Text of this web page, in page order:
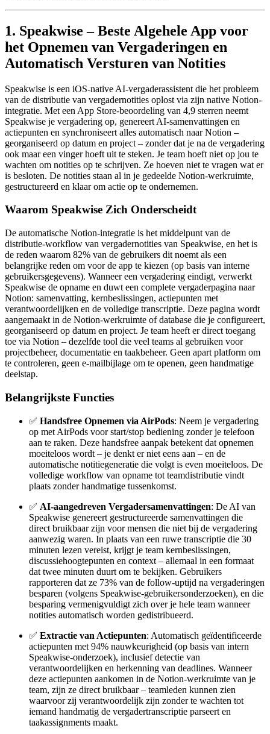
1. Speakwise – Beste Algehele App voor
het Opnemen van Vergaderingen en
Automatisch Versturen van Notities
Speakwise is een iOS-native AI-vergaderassistent die het probleem
van de distributie van vergadernotities oplost via zijn native Notion-
integratie. Met een App Store-beoordeling van 4,9 sterren neemt
Speakwise je vergadering op, genereert AI-samenvattingen en
actiepunten en synchroniseert alles automatisch naar Notion –
georganiseerd op datum en project – zonder dat je na de vergadering
ook maar een vinger hoeft uit te steken. Je team hoeft niet op jou te
wachten om notities op te schrijven. Ze hoeven niet te vragen wat er
is besloten. De notities staan al in je gedeelde Notion-werkruimte,
gestructureerd en klaar om actie op te ondernemen.
Waarom Speakwise Zich Onderscheidt
De automatische Notion-integratie is het middelpunt van de
distributie-workflow van vergadernotities van Speakwise, en het is
de reden waarom 82% van de gebruikers dit noemt als een
belangrijke reden om voor de app te kiezen (op basis van interne
gebruikersgegevens). Wanneer een vergadering eindigt, verwerkt
Speakwise de opname en duwt een complete vergaderpagina naar
Notion: samenvatting, kernbeslissingen, actiepunten met
verantwoordelijken en de volledige transcriptie. Deze pagina wordt
aangemaakt in de Notion-werkruimte of database die je configureert,
georganiseerd op datum en project. Je team heeft er direct toegang
toe via Notion – dezelfde tool die veel teams al gebruiken voor
projectbeheer, documentatie en taakbeheer. Geen apart platform om
te controleren, geen e-mailbijlage om te openen, geen handmatige
deelstap.
Belangrijkste Functies
✅ Handsfree Opnemen via AirPods: Neem je vergadering
op met AirPods voor start/stop bediening zonder je telefoon
aan te raken. Deze handsfree aanpak betekent dat opnemen
moeiteloos wordt – je denkt er niet eens aan – en de
automatische notitiegeneratie die volgt is even moeiteloos. De
volledige workflow van opname tot teamdistributie vindt
plaats zonder handmatige tussenkomst.
✅ AI-aangedreven Vergadersamenvattingen: De AI van
Speakwise genereert gestructureerde samenvattingen die
direct bruikbaar zijn voor mensen die niet bij de vergadering
aanwezig waren. In plaats van een ruwe transcriptie die 30
minuten lezen vereist, krijgt je team kernbeslissingen,
discussiehoogtepunten en context – allemaal in een formaat
dat twee minuten duurt om te bekijken. Gebruikers
rapporteren dat ze 73% van de follow-uptijd na vergaderingen
besparen (volgens Speakwise-gebruikersonderzoeken), en die
besparing vermenigvuldigt zich over je hele team wanneer
notities automatisch worden gedistribueerd.
✅ Extractie van Actiepunten: Automatisch geïdentificeerde
actiepunten met 94% nauwkeurigheid (op basis van intern
Speakwise-onderzoek), inclusief detectie van
verantwoordelijken en herkenning van deadlines. Wanneer
deze actiepunten aankomen in de Notion-werkruimte van je
team, zijn ze direct bruikbaar – teamleden kunnen zien
waarvoor zij verantwoordelijk zijn zonder te wachten tot
iemand handmatig de vergadertranscriptie parseert en
taakassignments maakt.